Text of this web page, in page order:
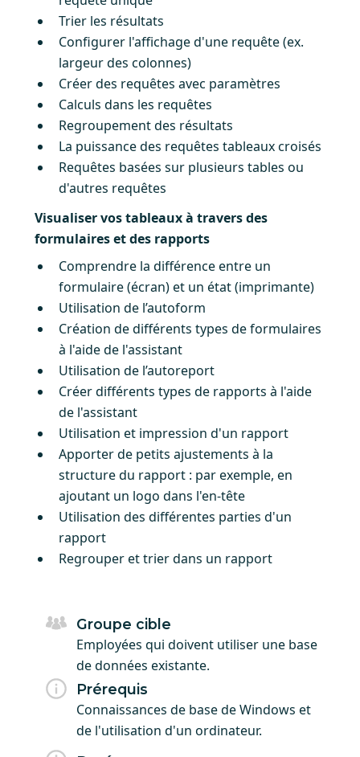
Trier les résultats
Configurer l'affichage d'une requête (ex.
largeur des colonnes)
Créer des requêtes avec paramètres
Calculs dans les requêtes
Regroupement des résultats
La puissance des requêtes tableaux croisés
Requêtes basées sur plusieurs tables ou
d'autres requêtes
Visualiser vos tableaux à travers des
formulaires et des rapports
Comprendre la différence entre un
formulaire (écran) et un état (imprimante)
Utilisation de l’autoform
Création de différents types de formulaires
à l'aide de l'assistant
Utilisation de l’autoreport
Créer différents types de rapports à l'aide
de l'assistant
Utilisation et impression d'un rapport
Apporter de petits ajustements à la
structure du rapport : par exemple, en
ajoutant un logo dans l'en-tête
Utilisation des différentes parties d'un
rapport
Regrouper et trier dans un rapport
Groupe cible
Employées qui doivent utiliser une base
de données existante.
Prérequis
Connaissances de base de Windows et
de l'utilisation d'un ordinateur.